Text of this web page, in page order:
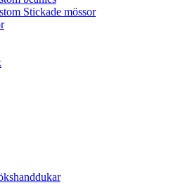
Stickade mössor